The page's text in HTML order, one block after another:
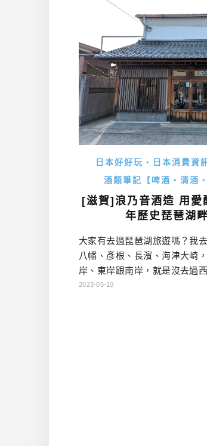
日本好好玩・日本消費資
酒類筆記【啤酒・清酒
[滋賀]浪乃音酒造 用愛
年歷史琵琶湖
大家有去過琵琶湖旅遊嗎？我
八幡、彥根、長濱、海津大崎
岸、東岸跟南岸，就是沒去過
機會去，竟然不是旅遊，而是
2023-05-10